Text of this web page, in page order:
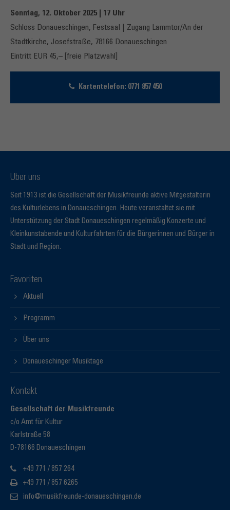
Sonntag, 12. Oktober 2025 | 17 Uhr
Schloss Donaueschingen, Festsaal | Zugang Lammtor/An der
Stadtkirche, Josefstraße, 78166 Donaueschingen
Eintritt EUR 45,– [freie Platzwahl]
Kartentelefon: 0771 857 450
Über uns
Seit 1913 ist die Gesellschaft der Musikfreunde aktive Mitgestalterin
des Kulturlebens in Donaueschingen. Heute veranstaltet sie mit
Unterstützung der Stadt Donaueschingen regelmäßig Konzerte und
Kleinkunstabende und Kulturfahrten für die Bürgerinnen und Bürger in
Stadt und Region.
Favoriten
Aktuell
Programm
Über uns
Donaueschinger Musiktage
Kontakt
Gesellschaft der Musikfreunde
c/o Amt für Kultur
Karlstraße 58
D-78166 Donaueschingen
+49 771 / 857 264
+49 771 / 857 6265
info@musikfreunde-donaueschingen.de